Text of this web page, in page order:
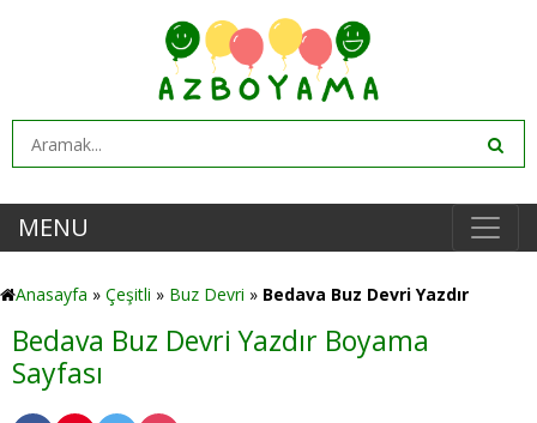
MENU
Anasayfa » Çeşitli » Buz Devri » Bedava Buz Devri Yazdır
Bedava Buz Devri Yazdır Boyama
Sayfası